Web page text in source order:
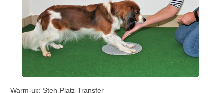
Warm-up: Steh-Platz-Transfer